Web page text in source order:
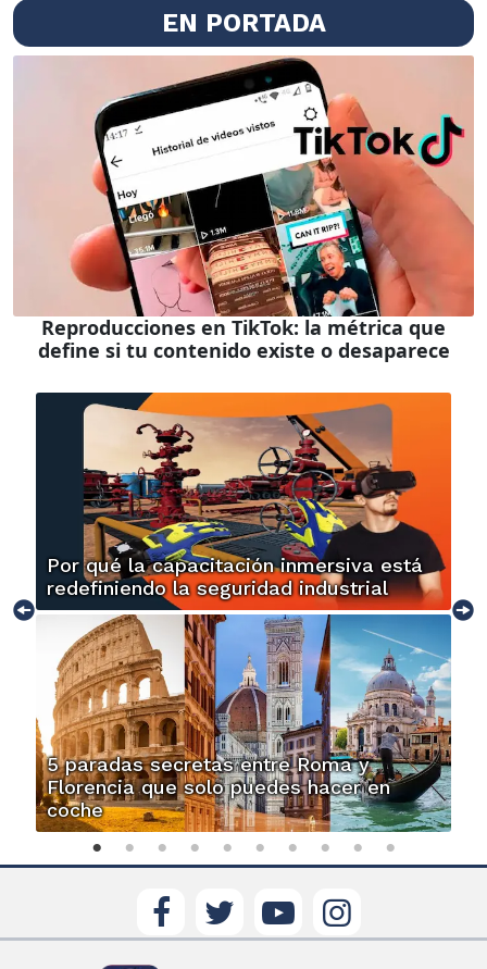
EN PORTADA
Reproducciones en TikTok: la métrica que
define si tu contenido existe o desaparece
Por qué la capacitación inmersiva está
redefiniendo la seguridad industrial
5 paradas secretas entre Roma y
Florencia que solo puedes hacer en
coche